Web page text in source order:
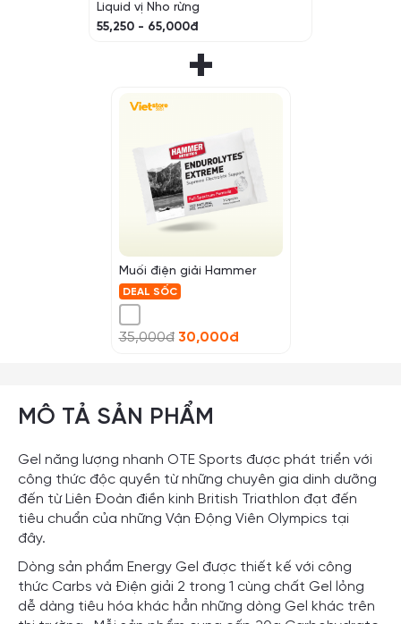
Liquid vị Nho rừng
55,250 - 65,000đ
+
Muối điện giải Hammer
DEAL SỐC
35,000đ 30,000đ
MÔ TẢ SẢN PHẨM
Gel năng lượng nhanh OTE Sports được phát triển với
công thức độc quyền từ những chuyên gia dinh dưỡng
đến từ Liên Đoàn điền kinh British Triathlon đạt đến
tiêu chuẩn của những Vận Động Viên Olympics tại
đây.
Dòng sản phẩm Energy Gel được thiết kế với công
thức Carbs và Điện giải 2 trong 1 cùng chất Gel lỏng
dễ dàng tiêu hóa khác hẳn những dòng Gel khác trên